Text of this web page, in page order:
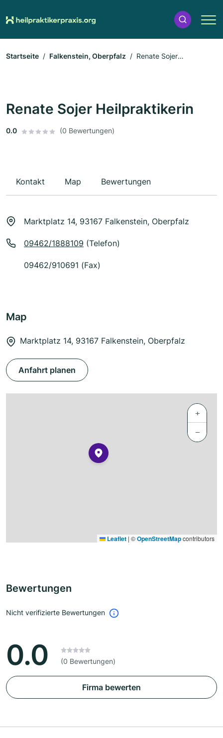
Startseite Falkenstein, Oberpfalz
Renate Sojer
Renate Sojer Heilpraktikerin
0.0 (0 Bewertungen)
Kontakt Map Bewertungen
Marktplatz 14, 93167 Falkenstein, Oberpfalz
09462/1888109 (Telefon)
09462/910691 (Fax)
Map
Marktplatz 14, 93167 Falkenstein, Oberpfalz
Anfahrt planen
+
−
Leaflet | ©OpenStreetMapcontributors
Bewertungen
Nicht verifizierte Bewertungen
0.0 (0 Bewertungen)
Firma bewerten